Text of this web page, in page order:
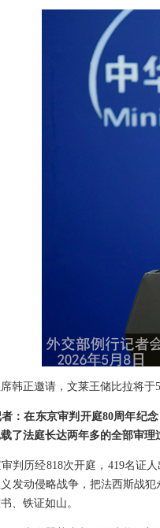
韩正邀请，文莱王储比拉将于
：在东京审判开庭80周年纪
了法庭长达两年多的全部审
判历经818次开庭，419名证
发动侵略战争，把法西斯战
、铁证如山。